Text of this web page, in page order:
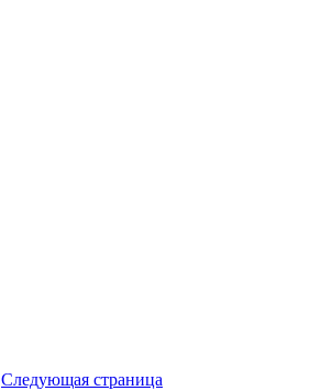
Следующая страница